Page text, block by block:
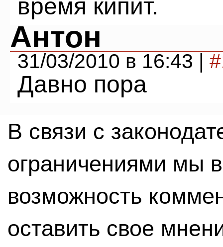
время кипит.
Антон
31/03/2010 в 16:43 |
Давно пора
В связи с
ограничениями мы
возможность
оставить свое